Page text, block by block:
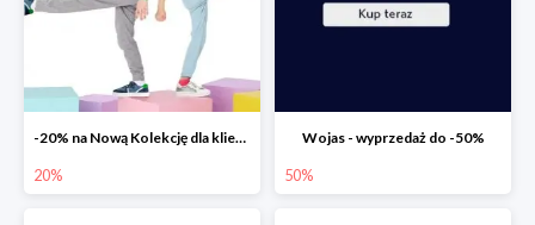
-20% na Nową Kolekcję dla klientów PREMIUM
20%
Wojas - wyprzedaż do -50%
50%